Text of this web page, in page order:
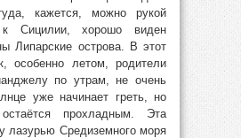
кажется, можно рукой
к Сицилии, хорошо виден
Липарские острова. В этот
особенно летом, родители
по утрам, не очень
уже начинает греть, но
прохладным. Эта
лазурью Средиземного моря